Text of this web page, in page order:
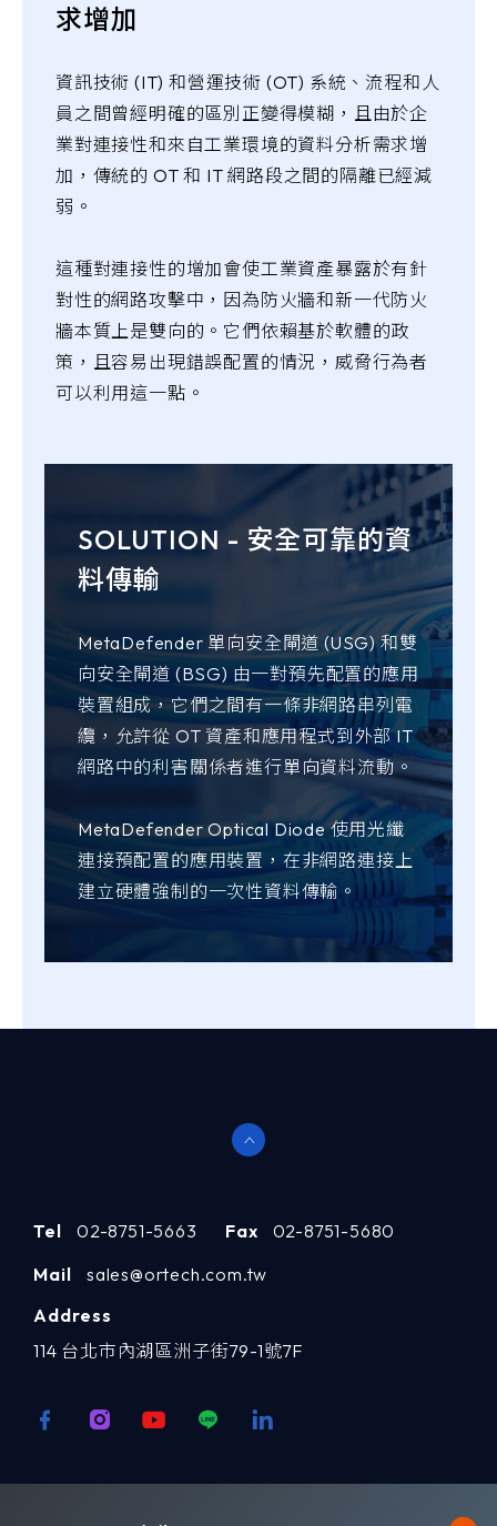
求增加
資訊技術 (IT) 和營運技術 (OT) 系統、流程和人
員之間曾經明確的區別正變得模糊，且由於企
業對連接性和來自工業環境的資料分析需求增
加，傳統的 OT 和 IT 網路段之間的隔離已經減
弱。
這種對連接性的增加會使工業資產暴露於有針
對性的網路攻擊中，因為防火牆和新一代防火
牆本質上是雙向的。它們依賴基於軟體的政
策，且容易出現錯誤配置的情況，威脅行為者
可以利用這一點。
SOLUTION - 安全可靠的資
料傳輸
MetaDefender 單向安全閘道 (USG) 和雙
向安全閘道 (BSG) 由一對預先配置的應用
裝置組成，它們之間有一條非網路串列電
纜，允許從 OT 資產和應用程式到外部 IT
網路中的利害關係者進行單向資料流動。
MetaDefender Optical Diode 使用光纖
連接預配置的應用裝置，在非網路連接上
建立硬體強制的一次性資料傳輸。
Tel 02-8751-5663 Fax
02-8751-5680
Mail
sales@ortech.com.tw
Address
114 台北市內湖區洲子街79-1號7F